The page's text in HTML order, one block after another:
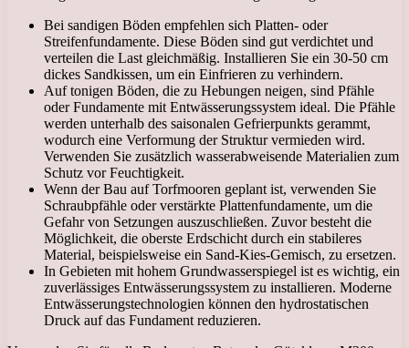
Bei sandigen Böden empfehlen sich Platten- oder
Streifenfundamente. Diese Böden sind gut verdichtet und
verteilen die Last gleichmäßig. Installieren Sie ein 30-50 cm
dickes Sandkissen, um ein Einfrieren zu verhindern.
Auf tonigen Böden, die zu Hebungen neigen, sind Pfähle
oder Fundamente mit Entwässerungssystem ideal. Die Pfähle
werden unterhalb des saisonalen Gefrierpunkts gerammt,
wodurch eine Verformung der Struktur vermieden wird.
Verwenden Sie zusätzlich wasserabweisende Materialien zum
Schutz vor Feuchtigkeit.
Wenn der Bau auf Torfmooren geplant ist, verwenden Sie
Schraubpfähle oder verstärkte Plattenfundamente, um die
Gefahr von Setzungen auszuschließen. Zuvor besteht die
Möglichkeit, die oberste Erdschicht durch ein stabileres
Material, beispielsweise ein Sand-Kies-Gemisch, zu ersetzen.
In Gebieten mit hohem Grundwasserspiegel ist es wichtig, ein
zuverlässiges Entwässerungssystem zu installieren. Moderne
Entwässerungstechnologien können den hydrostatischen
Druck auf das Fundament reduzieren.